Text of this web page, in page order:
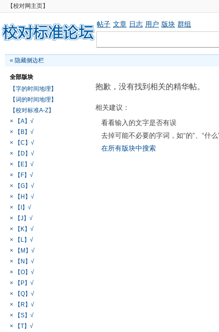
【校对网主页】
帖子 文章 日志 用户 版块 群组
« 隐藏侧边栏
全部版块
【字的时间地理】
【词的时间地理】
【校对标准A-Z】
× 【A】√
× 【B】√
× 【C】√
× 【D】√
× 【E】√
× 【F】√
× 【G】√
× 【H】√
× 【I】√
× 【J】√
× 【K】√
× 【L】√
× 【M】√
× 【N】√
× 【O】√
× 【P】√
× 【Q】√
× 【R】√
× 【S】√
× 【T】√
抱歉，没有找到相关的精华帖。
相关建议：
看看输入的文字是否有误
去掉可能不必要的字词，如“的”、“什么
在所有版块中搜索